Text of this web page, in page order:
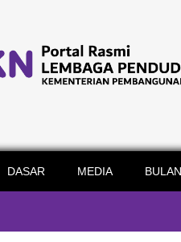
DASAR MEDIA